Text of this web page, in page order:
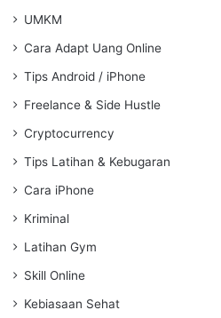
UMKM
Cara Adapt Uang Online
Tips Android / iPhone
Freelance & Side Hustle
Cryptocurrency
Tips Latihan & Kebugaran
Cara iPhone
Kriminal
Latihan Gym
Skill Online
Kebiasaan Sehat